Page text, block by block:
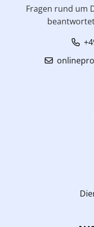
Fragen rund um